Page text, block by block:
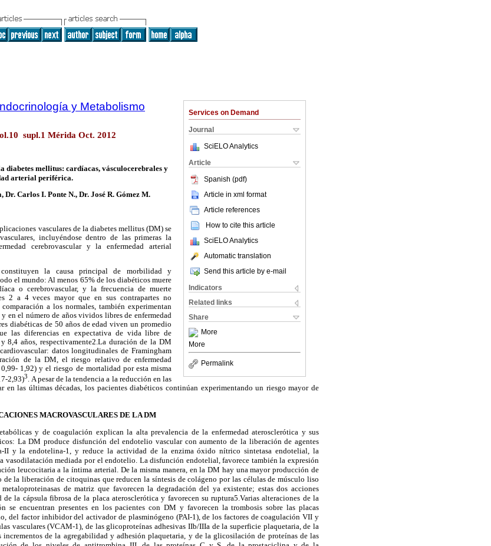
Services on Demand
Journal
SciELO Analytics
Article
Spanish (pdf)
Article in xml format
Article references
How to cite this article
SciELO Analytics
Automatic translation
Send this article by e-mail
Indicators
Related links
Share
More
More
Permalink
y Metabolismo
supl.1 Mérida Oct. 2012
diabetes mellitus: cardíacas, vásculocerebrales y
arterial periférica.
Dr. Carlos I. Ponte N., Dr. José R. Gómez M.
vasculares de la diabetes mellitus (DM) se
incluyéndose dentro de las primeras la
cerebrovascular y la enfermedad arterial
constituyen la causa principal de morbilidad y
el mundo: Al menos 65% de los diabéticos muere
o cerebrovascular, y la frecuencia de muerte
2 a 4 veces mayor que en sus contrapartes no
a los normales, también experimentan
en el número de años vividos libres de enfermedad
diabéticas de 50 años de edad viven un promedio
las diferencias en expectativa de vida libre de
8,4 años, respectivamente2.La duración de la DM
datos longitudinales de Framingham
de la DM, el riesgo relativo de enfermedad
1,92) y el riesgo de mortalidad por esta misma
2,93)3. A pesar de la tendencia a la reducción en las
en las últimas décadas, los pacientes diabéticos continúan experimentando un riesgo mayor de
MACROVASCULARES DE LA DM
y de coagulación explican la alta prevalencia de la enfermedad aterosclerótica y sus
La DM produce disfunción del endotelio vascular con aumento de la liberación de agentes
II y la endotelina-1, y reduce la actividad de la enzima óxido nítrico sintetasa endotelial, la
mediada por el endotelio. La disfunción endotelial, favorece también la expresión
leucocitaria a la íntima arterial. De la misma manera, en la DM hay una mayor producción de
la liberación de citoquinas que reducen la síntesis de colágeno por las células de músculo liso
de matriz que favorecen la degradación del ya existente; estas dos acciones
la cápsula fibrosa de la placa aterosclerótica y favorecen su ruptura5.Varias alteraciones de la
se encuentran presentes en los pacientes con DM y favorecen la trombosis sobre las placas
del factor inhibidor del activador de plasminógeno (PAI-1), de los factores de coagulación VII y
vasculares (VCAM-1), de las glicoproteínas adhesivas IIb/IIIa de la superficie plaquetaria, de la
incrementos de la agregabilidad y adhesión plaquetaria, y de la glicosilación de proteínas de las